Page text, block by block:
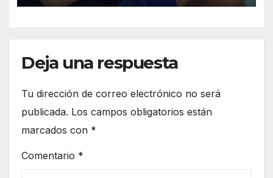
Deja una respuesta
Tu dirección de correo electrónico no será
publicada. Los campos obligatorios están
marcados con *
Comentario *